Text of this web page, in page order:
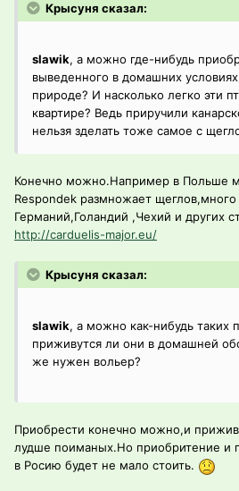
Крысуня сказал:
slawik, а можно где-нибудь
выведенного в домашних
природе? И насколько легко эти
квартире? Ведь приручили
нельзя зделать тоже самое с
Конечно можно.Например в Польше
Respondek размножает
Германий,Голандий ,Чехий и других
http://carduelis-major.eu/
Крысуня сказал:
slawik, а можно как-нибудь таких
приживутся ли они в домашней
же нужен вольер?
Приобрести конечно можно,и
лудше поиманых.Но приобритение и
в Росию будет не мало стоить.